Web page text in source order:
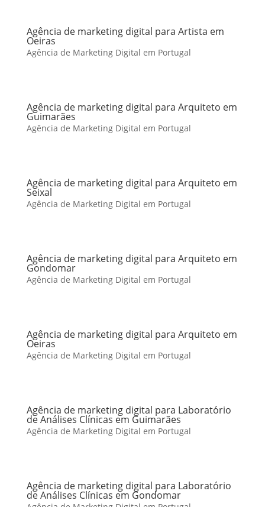
Agência de marketing digital para Artista em
Oeiras
Agência de Marketing Digital em Portugal
Agência de marketing digital para Arquiteto em
Guimarães
Agência de Marketing Digital em Portugal
Agência de marketing digital para Arquiteto em
Seixal
Agência de Marketing Digital em Portugal
Agência de marketing digital para Arquiteto em
Gondomar
Agência de Marketing Digital em Portugal
Agência de marketing digital para Arquiteto em
Oeiras
Agência de Marketing Digital em Portugal
Agência de marketing digital para Laboratório
de Análises Clínicas em Guimarães
Agência de Marketing Digital em Portugal
Agência de marketing digital para Laboratório
de Análises Clínicas em Gondomar